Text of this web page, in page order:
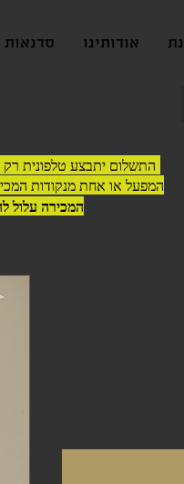
אודותינו סדנאות
התשלום יתבצע טלפונית
המפעל או אחת מנקודות
המכירה עלול